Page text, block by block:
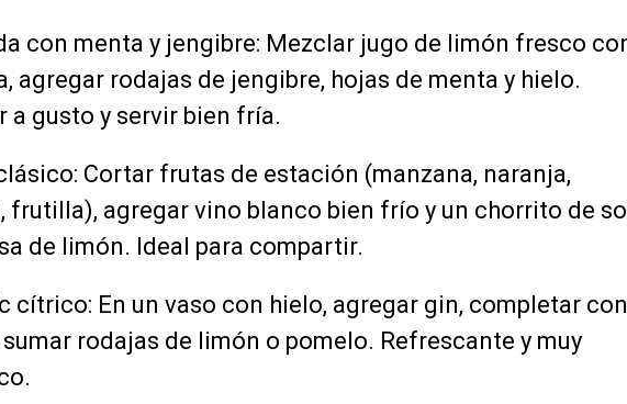
con menta y jengibre: Mezclar jugo de limón fresco
agregar rodajas de jengibre, hojas de menta y hielo.
a gusto y servir bien fría.
Cortar frutas de estación (manzana, naranja,
frutilla), agregar vino blanco bien frío y un chorrito de
de limón. Ideal para compartir.
cítrico: En un vaso con hielo, agregar gin, completar con
rodajas de limón o pomelo. Refrescante y muy